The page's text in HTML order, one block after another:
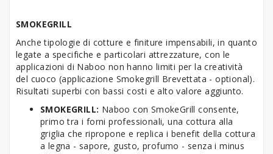
SMOKEGRILL
Anche tipologie di cotture e finiture impensabili, in quanto
legate a specifiche e particolari attrezzature, con le
applicazioni di Naboo non hanno limiti per la creatività
del cuoco (applicazione Smokegrill Brevettata - optional).
Risultati superbi con bassi costi e alto valore aggiunto.
SMOKEGRILL: Naboo con SmokeGrill consente,
primo tra i forni professionali, una cottura alla
griglia che ripropone e replica i benefit della cottura
a legna - sapore, gusto, profumo - senza i minus